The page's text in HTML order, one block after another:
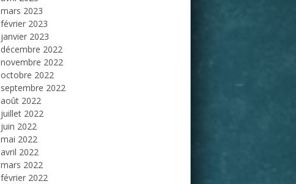
mars 2023
février 2023
janvier 2023
décembre 2022
novembre 2022
octobre 2022
septembre 2022
août 2022
juillet 2022
juin 2022
mai 2022
avril 2022
mars 2022
février 2022